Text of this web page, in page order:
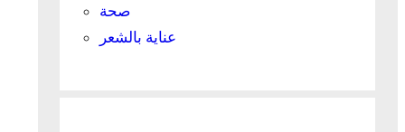
صحة
عناية بالشعر